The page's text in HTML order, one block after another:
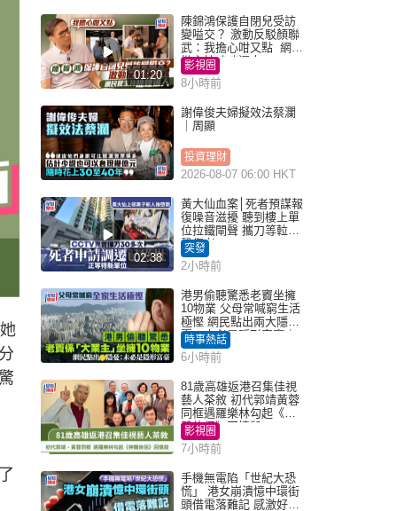
01:20
陳錦鴻保護自閉兒受訪
變嗌交？ 激動反駁顏聯
武：我擔心咁又點 網民
批主持咄咄逼人
影視圈
8小時前
謝偉俊夫婦擬效法蔡瀾
｜周顯
投資理財
2026-08-07 06:00 HKT
02:38
黃大仙血案│死者預謀報
復噪音滋擾 聽到樓上單
位拉鐵閘聲 攜刀等𨋢伏
擊傷者
突發
2小時前
港男偷聽驚悉老竇坐擁
10物業 父母常喊窮生活
極慳 網民點出兩大隱
憂：未必是隱形富豪｜
Juicy叮
時事熱話
6小時前
81歲高雄返港召集佳視
藝人茶敘 初代郭靖黃蓉
同框遇羅樂林勾起《神
鵰俠侶》回憶殺
影視圈
7小時前
手機無電陷「世紀大恐
慌」 港女崩潰憶中環街
頭借電落難記 感激好心